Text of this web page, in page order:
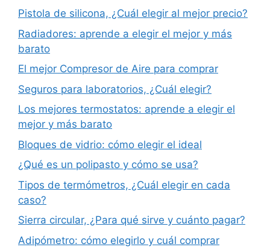
Pistola de silicona, ¿Cuál elegir al mejor precio?
Radiadores: aprende a elegir el mejor y más
barato
El mejor Compresor de Aire para comprar
Seguros para laboratorios, ¿Cuál elegir?
Los mejores termostatos: aprende a elegir el
mejor y más barato
Bloques de vidrio: cómo elegir el ideal
¿Qué es un polipasto y cómo se usa?
Tipos de termómetros, ¿Cuál elegir en cada
caso?
Sierra circular, ¿Para qué sirve y cuánto pagar?
Adipómetro: cómo elegirlo y cuál comprar